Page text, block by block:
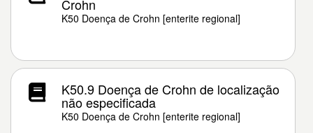
Crohn
K50 Doença de Crohn [enterite regional]
K50.9 Doença de Crohn de localização
não especificada
K50 Doença de Crohn [enterite regional]